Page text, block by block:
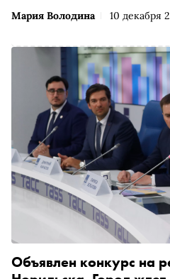
Мария Володина 10 декабря
Объявлен конкурс на